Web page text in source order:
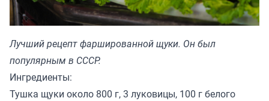
Лучший рецепт фаршированной щуки. Он был
популярным в СССР.
Ингредиенты:
Тушка щуки около 800 г, 3 луковицы, 100 г белого